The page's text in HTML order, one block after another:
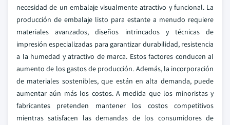
necesidad de un embalaje visualmente atractivo y funcional. La
producción de embalaje listo para estante a menudo requiere
materiales avanzados, diseños intrincados y técnicas de
impresión especializadas para garantizar durabilidad, resistencia
a la humedad y atractivo de marca. Estos factores conducen al
aumento de los gastos de producción. Además, la incorporación
de materiales sostenibles, que están en alta demanda, puede
aumentar aún más los costos. A medida que los minoristas y
fabricantes pretenden mantener los costos competitivos
mientras satisfacen las demandas de los consumidores de